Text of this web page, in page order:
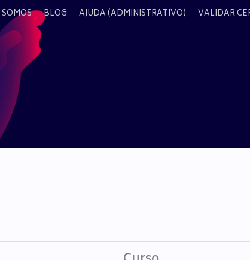
BLOG AJUDA (ADMINISTRATIVO) VALIDAR